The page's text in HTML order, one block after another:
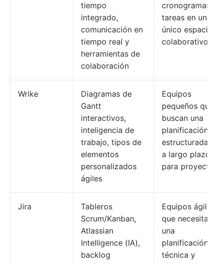
tiempo
integrado,
comunicación en
tiempo real y
herramientas de
colaboración
cronogramas y
tareas en un
único espacio
colaborativo
Wrike
Diagramas de
Gantt
interactivos,
inteligencia de
trabajo, tipos de
elementos
personalizados
ágiles
Equipos
pequeños que
buscan una
planificación
estructurada y
a largo plazo
para
Jira
Tableros
Scrum/Kanban,
Atlassian
Intelligence (IA),
backlog
Equipos ágiles
que necesitan
una
planificación
técnica y